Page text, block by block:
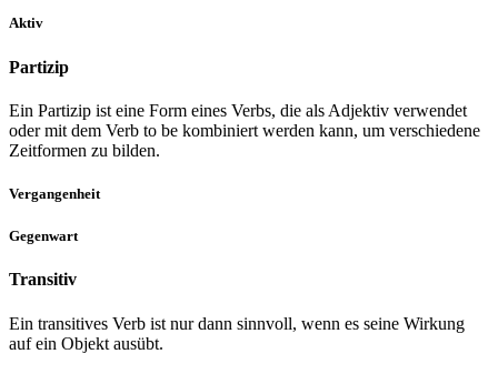
Aktiv
Partizip
Ein Partizip ist eine Form eines Verbs, die als Adjektiv verwendet
oder mit dem Verb to be kombiniert werden kann, um verschiedene
Zeitformen zu bilden.
Vergangenheit
Gegenwart
Transitiv
Ein transitives Verb ist nur dann sinnvoll, wenn es seine Wirkung
auf ein Objekt ausübt.